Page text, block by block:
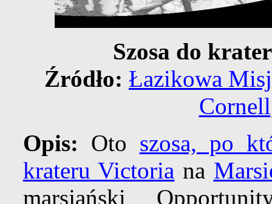
Szosa do
Źródło: Łazikowa
Cornell
Opis: Oto szosa, po
krateru Victoria na
marsjański